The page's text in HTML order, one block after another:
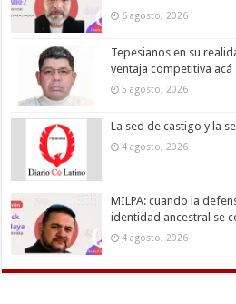
6 agosto, 2026
Tepesianos en su
ventaja competitiva acá
5 agosto, 2026
La sed de castigo y la
4 agosto, 2026
MILPA: cuando la
identidad ancestral se
4 agosto, 2026